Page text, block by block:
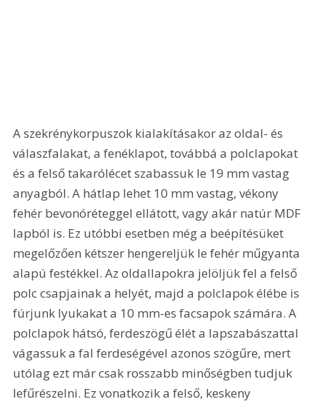
A szekrénykorpuszok kialakításakor az oldal- és
válaszfalakat, a fenéklapot, továbbá a polclapokat
és a felső takarólécet szabassuk le 19 mm vastag
anyagból. A hátlap lehet 10 mm vastag, vékony
fehér bevonóréteggel ellátott, vagy akár natúr MDF
lapból is. Ez utóbbi esetben még a beépítésüket
megelőzően kétszer hengereljük le fehér műgyanta
alapú festékkel. Az oldallapokra jelöljük fel a felső
polc csapjainak a helyét, majd a polclapok élébe is
fúrjunk lyukakat a 10 mm-es facsapok számára. A
polclapok hátsó, ferdeszögű élét a lapszabászattal
vágassuk a fal ferdeségével azonos szögűre, mert
utólag ezt már csak rosszabb minőségben tudjuk
lefűrészelni. Ez vonatkozik a felső, keskeny